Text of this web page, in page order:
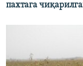
пахтага